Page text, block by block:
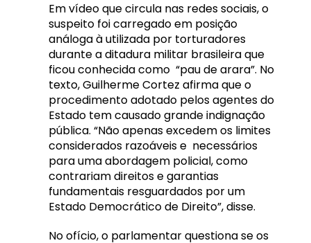
Em vídeo que circula nas redes sociais, o
suspeito foi carregado em posição
análoga à utilizada por torturadores
durante a ditadura militar brasileira que
ficou conhecida como “pau de arara”. No
texto, Guilherme Cortez afirma que o
procedimento adotado pelos agentes do
Estado tem causado grande indignação
pública. “Não apenas excedem os limites
considerados razoáveis e necessários
para uma abordagem policial, como
contrariam direitos e garantias
fundamentais resguardados por um
Estado Democrático de Direito”, disse.
No ofício, o parlamentar questiona se os